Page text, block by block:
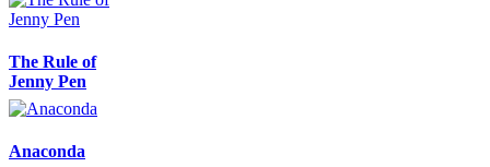
The Rule of
Jenny Pen
Anaconda